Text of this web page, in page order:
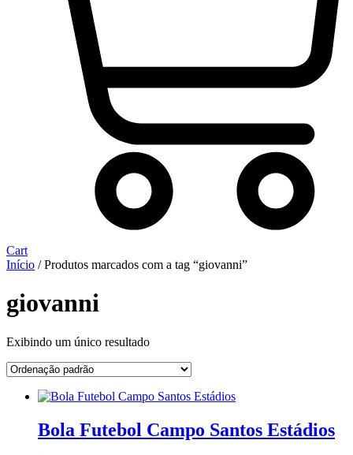
Cart
Início / Produtos marcados com a tag “giovanni”
giovanni
Exibindo um único resultado
Bola Futebol Campo Santos Estádios